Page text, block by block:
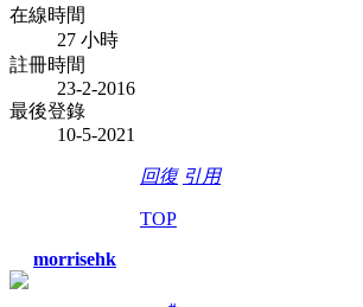
在線時間
27 小時
註冊時間
23-2-2016
最後登錄
10-5-2021
回復 引用
TOP
morrisehk